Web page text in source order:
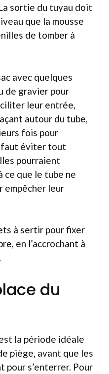
sortie du tuyau doit
que la mousse
de tomber à
avec quelques
de gravier pour
leur entrée,
autour du tube,
fois pour
éviter tout
pourraient
ce que le tube ne
empêcher leur
à sertir pour fixer
en l’accrochant à
du
la période idéale
piège, avant que les
pour s’enterrer. Pour